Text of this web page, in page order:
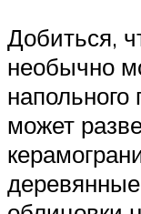
Добиться,
необычно
может